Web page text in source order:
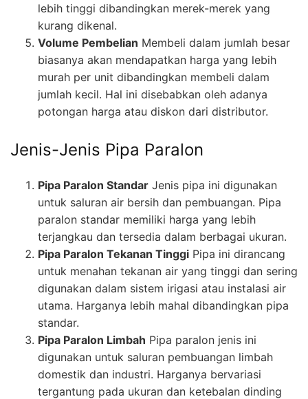
lebih tinggi dibandingkan merek-merek yang
kurang dikenal.
Volume Pembelian Membeli dalam jumlah besar
biasanya akan mendapatkan harga yang lebih
murah per unit dibandingkan membeli dalam
jumlah kecil. Hal ini disebabkan oleh adanya
potongan harga atau diskon dari distributor.
Jenis-Jenis Pipa Paralon
Pipa Paralon Standar Jenis pipa ini digunakan
untuk saluran air bersih dan pembuangan. Pipa
paralon standar memiliki harga yang lebih
terjangkau dan tersedia dalam berbagai ukuran.
Pipa Paralon Tekanan Tinggi Pipa ini dirancang
untuk menahan tekanan air yang tinggi dan sering
digunakan dalam sistem irigasi atau instalasi air
utama. Harganya lebih mahal dibandingkan pipa
standar.
Pipa Paralon Limbah Pipa paralon jenis ini
digunakan untuk saluran pembuangan limbah
domestik dan industri. Harganya bervariasi
tergantung pada ukuran dan ketebalan dinding